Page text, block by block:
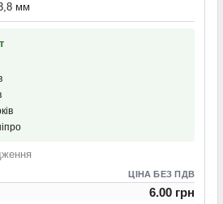
мм
ЦІНА БЕЗ ПДВ
6.00 грн